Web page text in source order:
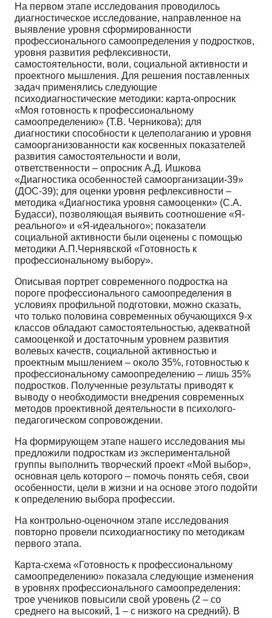
На первом этапе исследования проводилось
диагностическое исследование, направлен­ное на
выявление уровня сформированности
профессионального самоопределения у подростков,
уровня развития рефлексивности,
самостоятельности, воли, социальной активности и
проектно­го мышления. Для решения поставленных
задач применялись следующие
психодиагностические методики: карта-опросник
«Моя готовность к профессиональному
самоопределению» (Т.В. Чер­никова); для
диагностики способности к целеполаганию и уровня
самоорганизованности как кос­венных показателей
развития самостоятельности и воли,
ответственности – опросник А.Д. Ишко­ва
«Диагностика особенностей самоорганизации-39»
(ДОС-39); для оценки уровня рефлексивно­сти –
методика «Диагностика уровня самооценки» (С.А.
Будасси), позволяющая выявить соотно­шение «Я-
реального» и «Я-идеального»; показатели
социальной активности были оценены с по­мощью
методики А.П.Чернявской «Готовность к
профессиональному выбору».
Описывая портрет современного подростка на
пороге профессионального самоопределе­ния в
условиях профильной подготовки, можно сказать,
что только половина современных обуча­ющихся 9-х
классов обладают самостоятельностью, адекватной
самооценкой и достаточным уров­нем развития
волевых качеств, социальной активностью и
проектным мышлением – около 35%, го­товностью к
профессиональному самоопределению – лишь 35%
подростков. Полученные резуль­таты приводят к
выводу о необходимости внедрения современных
методов проективной деятель­ности в психолого-
педагогическом сопровождении.
На формирующем этапе нашего исследования мы
предложили подросткам из эксперименталь­ной
группы выполнить творческий проект «Мой выбор»,
основная цель которого – помочь понять себя, свои
особенности, цели в жизни и на основе этого подойти
к определению выбора профессии.
На контрольно-оценочном этапе исследования
повторно провели психодиагностику по ме­тодикам
первого этапа.
Карта-схема «Готовность к профессиональному
самоопределению» показала следующие изменения
в уровнях профессионального самоопределения:
трое учеников повысили свой уро­вень (2 – со
среднего на высокий, 1 – с низкого на средний). В